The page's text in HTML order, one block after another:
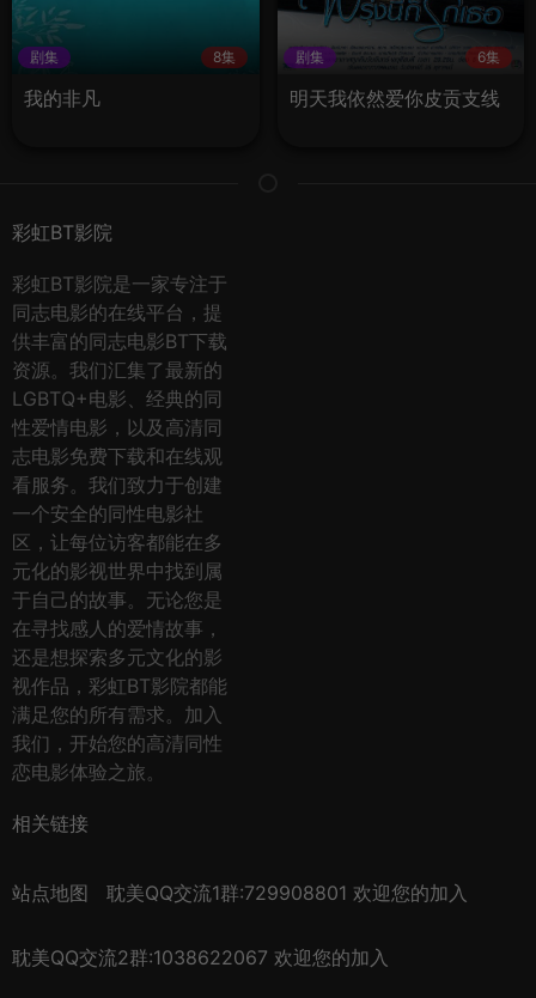
剧集 8集
我的非凡
剧集 6集
明天我依然爱你皮贡支线
彩虹BT影院
彩虹BT影院是一家专注于
同志电影的在线平台，提
供丰富的同志电影BT下载
资源。我们汇集了最新的
LGBTQ+电影、经典的同
性爱情电影，以及高清同
志电影免费下载和在线观
看服务。我们致力于创建
一个安全的同性电影社
区，让每位访客都能在多
元化的影视世界中找到属
于自己的故事。无论您是
在寻找感人的爱情故事，
还是想探索多元文化的影
视作品，彩虹BT影院都能
满足您的所有需求。加入
我们，开始您的高清同性
恋电影体验之旅。
相关链接
站点地图 耽美QQ交流1群:729908801 欢迎您的加入
耽美QQ交流2群:1038622067 欢迎您的加入